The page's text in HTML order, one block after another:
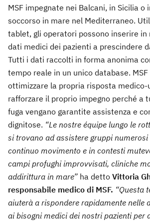
MSF impegnate nei Balcani, in Sicilia o
soccorso in mare nel Mediterraneo.
tablet, gli operatori possono inserire in
dati medici dei pazienti a prescindere
Tutti i dati raccolti in forma anonima
tempo reale in un unico database.
ottimizzare la propria risposta
rafforzare il proprio impegno perché a
fuga vengano garantite assistenza e
dignitose. “Le nostre équipe lungo le
si trovano ad assistere gruppi numerosi
continuo movimento e in contesti
campi profughi improvvisati, cliniche
addirittura in mare” ha detto Vittoria
responsabile medico di MSF. “Questa
aiuterà a rispondere rapidamente nelle
ai bisogni medici dei nostri pazienti per